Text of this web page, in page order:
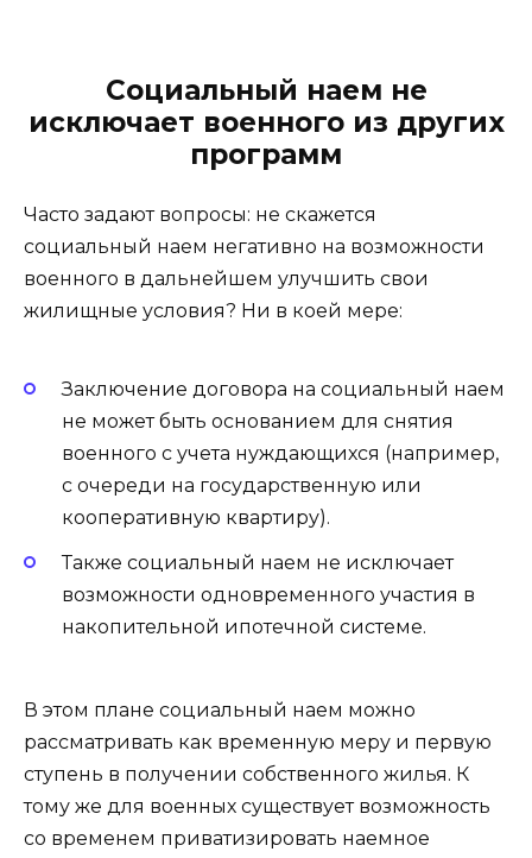
Социальный наем не
исключает военного из других
программ
Часто задают вопросы: не скажется
социальный наем негативно на возможности
военного в дальнейшем улучшить свои
жилищные условия? Ни в коей мере:
Заключение договора на социальный наем
не может быть основанием для снятия
военного с учета нуждающихся (например,
с очереди на государственную или
кооперативную квартиру).
Также социальный наем не исключает
возможности одновременного участия в
накопительной ипотечной системе.
В этом плане социальный наем можно
рассматривать как временную меру и первую
ступень в получении собственного жилья. К
тому же для военных существует возможность
со временем приватизировать наемное